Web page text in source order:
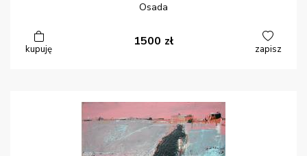
Osada
kupuję
1500 zł
zapisz